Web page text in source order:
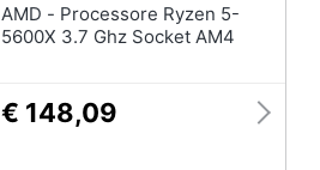
AMD - Processore Ryzen 5-
5600X 3.7 Ghz Socket AM4
€ 148,09